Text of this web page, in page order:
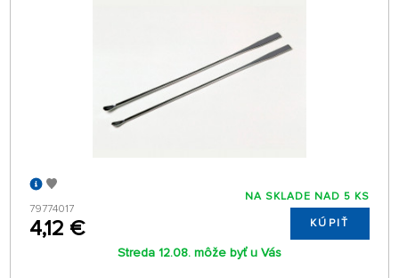
79774017
4,12 €
NA SKLADE NAD 5 KS
KÚPIŤ
Streda 12.08. môže byť u Vás